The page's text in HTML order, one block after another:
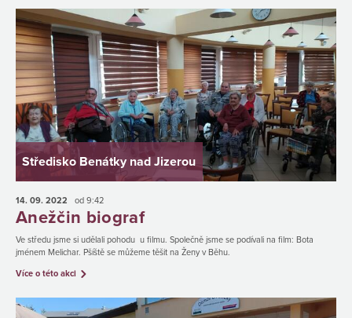
Středisko Benátky nad Jizerou
14. 09. 2022 od 9:42
Anežčin biograf
Ve středu jsme si udělali pohodu u filmu. Společně jsme se podívali na film: Bota
jménem Melichar. Pšíště se můžeme těšit na Ženy v Běhu.
Více o této akci